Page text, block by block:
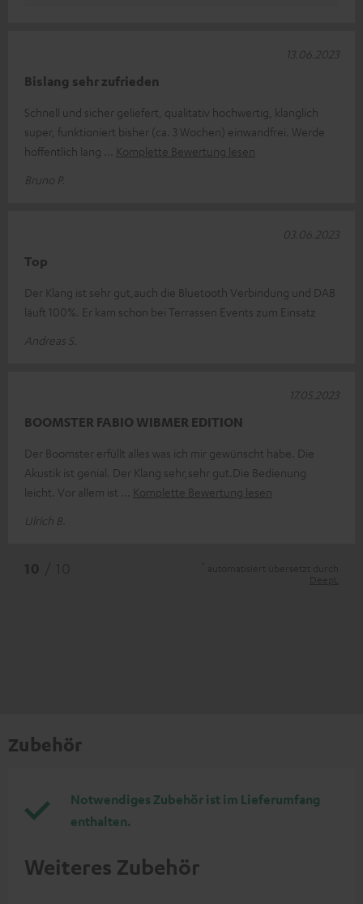
Bislang sehr zufrieden
Schnell und sicher geliefert, qualitativ hochwertig, klanglich
super, funktioniert bisher (ca. 3 Wochen) einwandfrei. Werde
hoffentlich lang
Komplette Bewertung lesen
Bruno P.
13.06.2023
Top
Der Klang ist sehr gut,auch die Bluetooth Verbindung und DAB
läuft 100%. Er kam schon bei Terrassen Events zum Einsatz
Andreas S.
03.06.2023
BOOMSTER FABIO WIBMER EDITION
Der Boomster erfüllt alles was ich mir gewünscht habe. Die
Akustik ist genial. Der Klang sehr,sehr gut.Die Bedienung
leicht. Vor allem ist
Komplette Bewertung lesen
Ulrich B.
17.05.2023
Zubehör
Notwendiges Zubehör ist im Lieferumfang
enthalten.
Weiteres Zubehör